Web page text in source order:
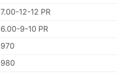
7.00-12-12 PR
6.00-9-10 PR
970
980